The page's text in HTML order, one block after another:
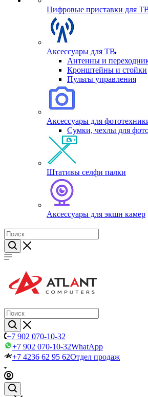
Цифровые приставки для
Аксессуары для ТВ
Антенны и
Кронштейны и стойки
Пульты управления
Аксессуары для
Сумки, чехлы для
Штативы селфи палки
Аксессуары для экшн камер
+7 902 070-10-32
+7 902 070-10-32WhatApp
+7 4236 62 95 62Отдел продаж